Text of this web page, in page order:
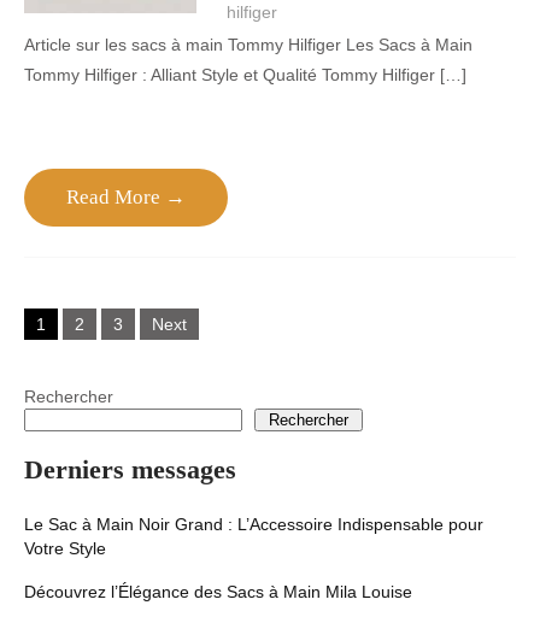
hilfiger
Article sur les sacs à main Tommy Hilfiger Les Sacs à Main
Tommy Hilfiger : Alliant Style et Qualité Tommy Hilfiger […]
Read More →
Posts
navigation
1 2 3 Next
Rechercher
Rechercher
Derniers messages
Le Sac à Main Noir Grand : L’Accessoire Indispensable pour
Votre Style
Découvrez l’Élégance des Sacs à Main Mila Louise